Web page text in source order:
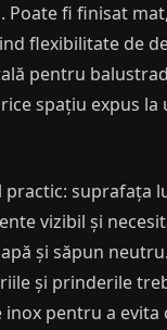
Poate fi finisat
flexibilitate de
pentru
spațiu expus la
practic: suprafața
vizibil și
și săpun
și prinderile
inox pentru a evita